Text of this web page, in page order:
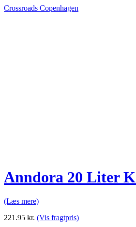
Crossroads Copenhagen
Anndora 20 Liter
(Læs mere)
221.95 kr. (Vis fragtpris)